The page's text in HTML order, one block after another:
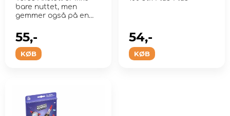
bare nuttet, men
gemmer også på en
KØB
55,-
KØB
54,-